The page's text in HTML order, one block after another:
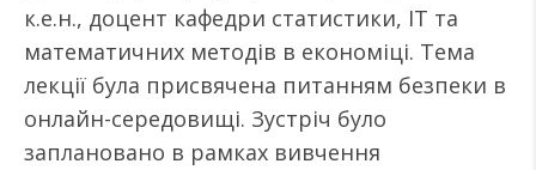
к.е.н., доцент кафедри статистики, ІТ та
математичних методів в економіці. Тема
лекції була присвячена питанням безпеки в
онлайн-середовищі. Зустріч було
заплановано в рамках вивчення